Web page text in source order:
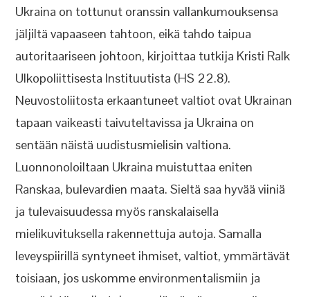
Ukraina on tottunut oranssin vallankumouksensa
jäljiltä vapaaseen tahtoon, eikä tahdo taipua
autoritaariseen johtoon, kirjoittaa tutkija Kristi Ralk
Ulkopoliittisesta Instituutista (HS 22.8).
Neuvostoliitosta erkaantuneet valtiot ovat Ukrainan
tapaan vaikeasti taivuteltavissa ja Ukraina on
sentään näistä uudistusmielisin valtiona.
Luonnonoloiltaan Ukraina muistuttaa eniten
Ranskaa, bulevardien maata. Sieltä saa hyvää viiniä
ja tulevaisuudessa myös ranskalaisella
mielikuvituksella rakennettuja autoja. Samalla
leveyspiirillä syntyneet ihmiset, valtiot, ymmärtävät
toisiaan, jos uskomme environmentalismiin ja